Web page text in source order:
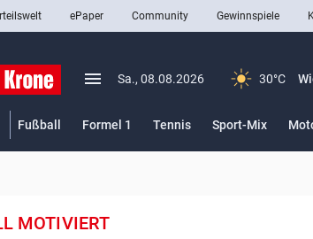
closeSchließen
ePaper Community Gewinnspiele
menu Menü aufklappen
Sa., 08.08.2026 30°C
Fußball Formel 1 Tennis Sport-Mix
MOTIVIERT